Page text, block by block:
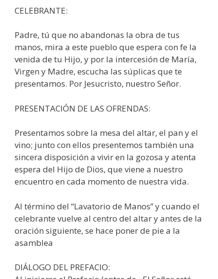
CELEBRANTE:
Padre, tú que no abandonas la obra de tus
manos, mira a este pueblo que espera con fe la
venida de tu Hijo, y por la intercesión de María,
Virgen y Madre, escucha las súplicas que te
presentamos. Por Jesucristo, nuestro Señor.
PRESENTACIÓN DE LAS OFRENDAS:
Presentamos sobre la mesa del altar, el pan y el
vino; junto con ellos presentemos también una
sincera disposición a vivir en la gozosa y atenta
espera del Hijo de Dios, que viene a nuestro
encuentro en cada momento de nuestra vida.
Al término del “Lavatorio de Manos” y cuando el
celebrante vuelve al centro del altar y antes de la
oración siguiente, se hace poner de pie a la
asamblea
DIÁLOGO DEL PREFACIO: